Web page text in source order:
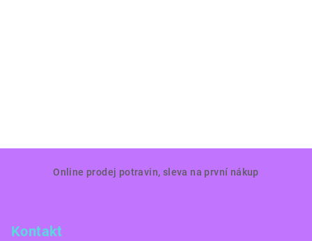
Online prodej potravin, sleva na první nákup
Kontakt